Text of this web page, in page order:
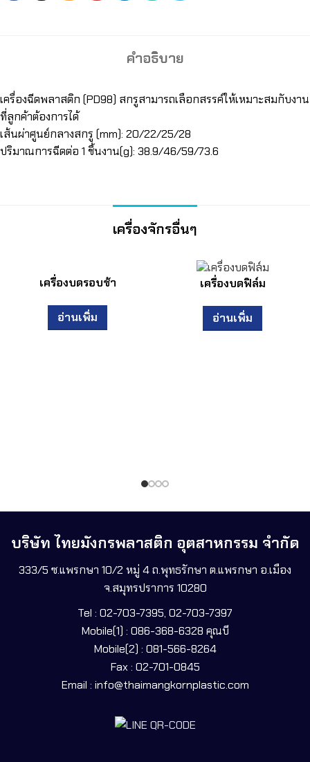
คำอธิบาย
เครื่องฉีดพลาสติก (PD98) สกรูสามารถเลือกสรรค์ให้เหมาะสมกับงาน
ที่ลูกค้าต้องการได้
เส้นผ่าศูนย์กลางสกรู (mm): 20/22/25/28
ปริมาณการฉีดต่อ 1 ชิ้นงาน(g): 38.9/46/59/73.6
เครื่องจักรอื่นๆ
เครื่องบดรอบช้า
อ่านเพิ่ม
เครื่องบดฟิล์ม
อ่านเพิ่ม
บริษัท ไทยมังกรพลาสติก อุตสาหกรรม จำกัด
333/5 ซ.แพรกษา 10/2 หมู่ 4 ถ.พุทธรักษา ต.แพรกษา อ.เมือง
จ.สมุทรปราการ 10280
Tel : 02-703-7395, 02-703-7397
Mobile(1) : 086-368-6328 คุณบี
Mobile(2) : 081-566-8264
Fax : 02-701-0845
Email : info@thaimangkornplastic.com